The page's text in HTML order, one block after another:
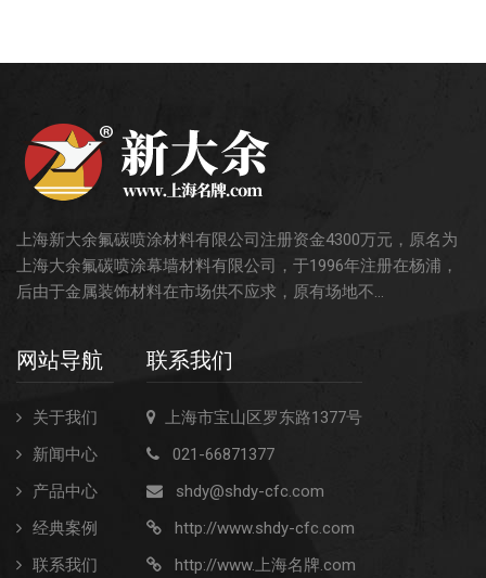
上海新大余氟碳喷涂材料有限公司注册资金4300万元，原名为
上海大余氟碳喷涂幕墙材料有限公司，于1996年注册在杨浦，
后由于金属装饰材料在市场供不应求，原有场地不...
网站导航
关于我们
新闻中心
产品中心
经典案例
联系我们
联系我们
上海市宝山区罗东路1377号
021-66871377
shdy@shdy-cfc.com
http://www.shdy-cfc.com
http://www.上海名牌.com